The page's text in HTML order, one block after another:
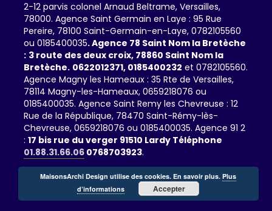
2-12 parvis colonel Arnaud Beltrame, Versailles,
78000. Agence Saint Germain en Laye : 95 Rue
Pereire, 78100 Saint-Germain-en-Laye, 0782105560
ou 0185400035. Agence 78 Saint Nom la Bretèche
: 3 route des deux croix, 78860 Saint Nom la
Bretèche. 0622012371, 0185400232 et 0782105560.
Agence Magny les Hameaux : 35 Rte de Versailles,
78114 Magny-les-Hameaux, 0659218076 ou
0185400035. Agence Saint Remy les Chevreuse : 12
Rue de la République, 78470 Saint-Rémy-lès-
Chevreuse, 0659218076 ou 0185400035. Agence 91 2
: 17 bis rue du verger 91510 Lardy Téléphone
01.88.31.66.06 0768703923.
MaisonsArchi Design utilise des cookies. En savoir plus.Plus
d’informations
Accepter